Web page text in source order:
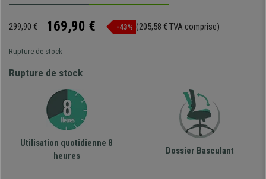
299,90 € 169,90 € -43% (205,58 € TVA comprise)
Rupture de stock
Rupture de stock
Utilisation quotidienne 8
heures
Dossier Basculant